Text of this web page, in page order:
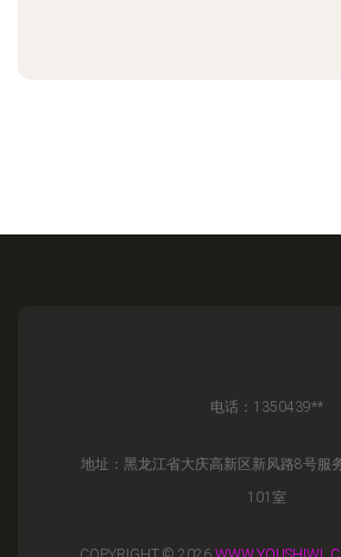
电话：1350439**
地址：黑龙江省大庆高新区新风路8号服
101室